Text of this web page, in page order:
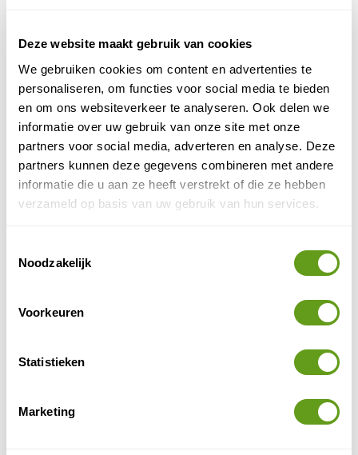
Deze website maakt gebruik van cookies
We gebruiken cookies om content en advertenties te
personaliseren, om functies voor social media te bieden
en om ons websiteverkeer te analyseren. Ook delen we
informatie over uw gebruik van onze site met onze
partners voor social media, adverteren en analyse. Deze
partners kunnen deze gegevens combineren met andere
informatie die u aan ze heeft verstrekt of die ze hebben
verzameld op basis van uw gebruik van hun services.
Noodzakelijk
Voorkeuren
Statistieken
Marketing
- Lunch wordt geserveerd aan tafel,
- De adverteerderscaravan en de Tour de France
etappe zullen plaatsvinden voor het VIP Station,
- Een tweede kijk op de rit met commentaar,
- Activiteiten gedurende de dag,
- VIP champagne,
- Iedere gast ontvangt een VIP cadeau,
- Toegang tot parkeerplaats.